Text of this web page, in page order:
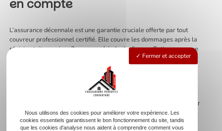
en compte
L’assurance décennale est une garantie cruciale offerte par tout
couvreur professionnel certifié. Elle couvre les dommages après la
révision toiture prix m2 sur une période de dix ans. Cette assurance
protège contre les fuites ou autres dégradations compromettant
l’étanchéité ou la structure de la toiture.
Un devis gratuit inclut souvent cette garantie, renseignant sur les
protections et responsabilités engagées. Les professionnels
garantissent aussi une couverture contre les malfaçons grâce à leur
assurance responsabilité civile. Ces assurances préviennent de
nombreux litiges possibles, protégeant ainsi votre investissement.
Fermer et accepter
Nous utilisons des cookies pour améliorer votre expérience. Les
cookies essentiels garantissent le bon fonctionnement du site, tandis
que les cookies d'analyse nous aident à comprendre comment vous